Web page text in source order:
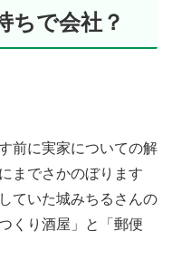
ちで会社？
前に実家についての解
までさかのぼります
ていた城みちるさんの
くり酒屋」と「郵便